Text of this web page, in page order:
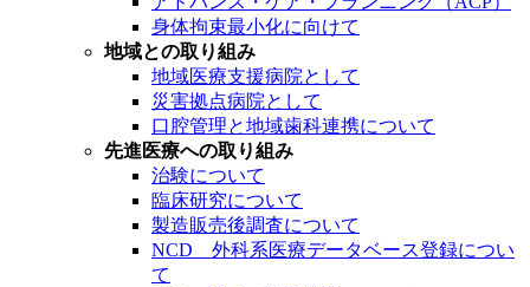
身体拘束最小化に向けて
地域との取り組み
地域医療支援病院として
災害拠点病院として
口腔管理と地域歯科連携について
先進医療への取り組み
治験について
臨床研究について
製造販売後調査について
NCD 外科系医療データベース登録につい
て